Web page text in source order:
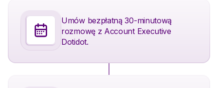
Umów bezpłatną 30-minutową
rozmowę z Account Executive
Dotidot.